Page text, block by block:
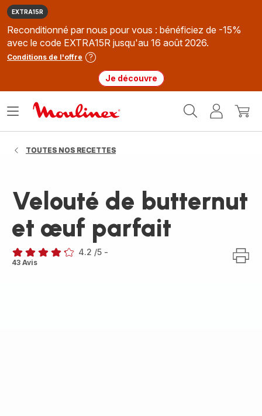
EXTRA15R
Reconditionné par nous pour vous : bénéficiez de -15%
avec le code EXTRA15R jusqu'au 16 août 2026.
Conditions de l'offre
Je découvre
MonMon
Ouvrir
TOUTES NOS RECETTES
Velouté de butternut
et œuf parfait
ratings.4.2
4.2 /5 -
43 Avis